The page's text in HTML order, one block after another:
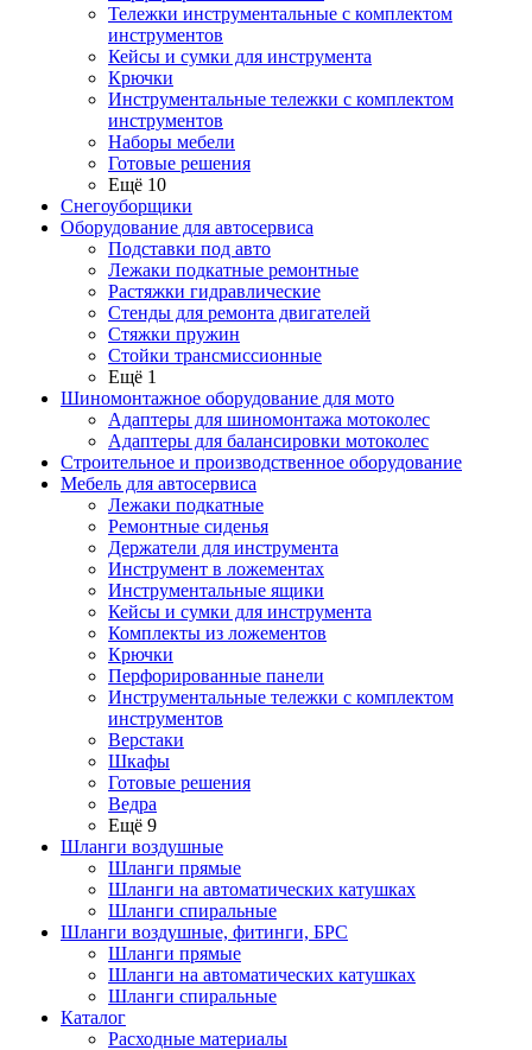
Тележки инструментальные с комплектом
инструментов
Кейсы и сумки для инструмента
Крючки
Инструментальные тележки с комплектом
инструментов
Наборы мебели
Готовые решения
Ещё 10
Снегоуборщики
Оборудование для автосервиса
Подставки под авто
Лежаки подкатные ремонтные
Растяжки гидравлические
Стенды для ремонта двигателей
Стяжки пружин
Стойки трансмиссионные
Ещё 1
Шиномонтажное оборудование для мото
Адаптеры для шиномонтажа мотоколес
Адаптеры для балансировки мотоколес
Строительное и производственное оборудование
Мебель для автосервиса
Лежаки подкатные
Ремонтные сиденья
Держатели для инструмента
Инструмент в ложементах
Инструментальные ящики
Кейсы и сумки для инструмента
Комплекты из ложементов
Крючки
Перфорированные панели
Инструментальные тележки с комплектом
инструментов
Верстаки
Шкафы
Готовые решения
Ведра
Ещё 9
Шланги воздушные
Шланги прямые
Шланги на автоматических катушках
Шланги спиральные
Шланги воздушные, фитинги, БРС
Шланги прямые
Шланги на автоматических катушках
Шланги спиральные
Каталог
Расходные материалы